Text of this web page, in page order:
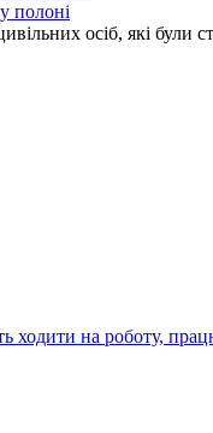
полоні
осіб, які були
ходити на роботу,